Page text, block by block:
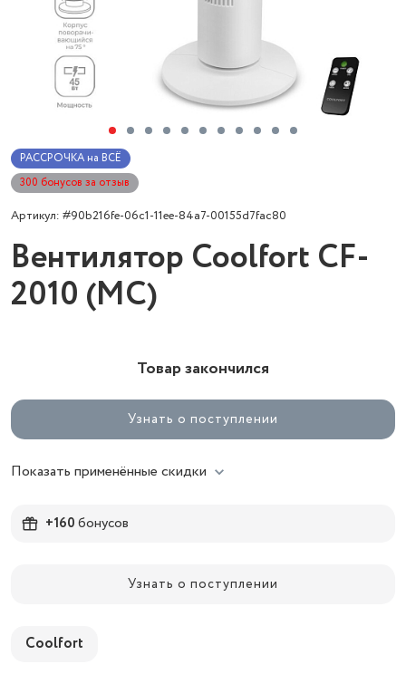
РАССРОЧКА на ВСЁ
300 бонусов за отзыв
Артикул: #90b216fe-06c1-11ee-84a7-00155d7fac80
Вентилятор Coolfort CF-
2010 (MC)
Товар закончился
Узнать о поступлении
Показать применённые скидки
+160бонусов
Узнать о поступлении
Coolfort